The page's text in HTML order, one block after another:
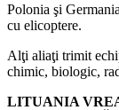
Polonia şi
cu elicoptere.
Alţi aliaţi trimit
chimic, biologic,
LITUANIA